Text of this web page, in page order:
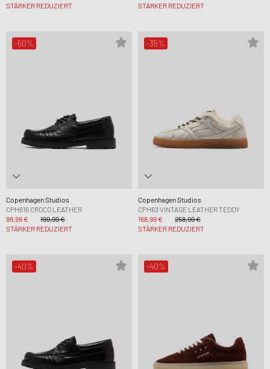
STÄRKER REDUZIERT
STÄRKER REDUZIERT
-50%
Copenhagen Studios
CPH616 CROCO LEATHER
99,99 €
199,99 €
STÄRKER REDUZIERT
-35%
Copenhagen Studios
CPH63 VINTAGE LEATHER TEDDY
168,99 €
258,99 €
STÄRKER REDUZIERT
-40% -40%